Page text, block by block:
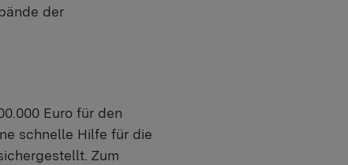
der
Euro für den
schnelle Hilfe für die
Zum